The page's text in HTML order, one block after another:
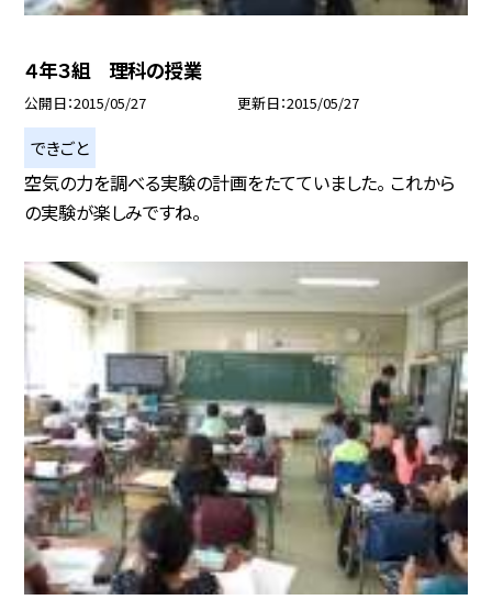
４年３組 理科の授業
公開日 2015/05/27 更新日 2015/05/27
できごと
空気の力を調べる実験の計画をたてていました。 これから
の実験が楽しみですね。